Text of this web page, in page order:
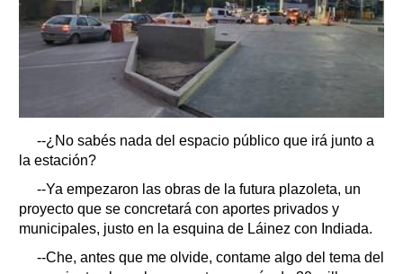
--¿No sabés nada del espacio público que irá junto a
la estación?
--Ya empezaron las obras de la futura plazoleta, un
proyecto que se concretará con aportes privados y
municipales, justo en la esquina de Láinez con Indiada.
--Che, antes que me olvide, contame algo del tema del